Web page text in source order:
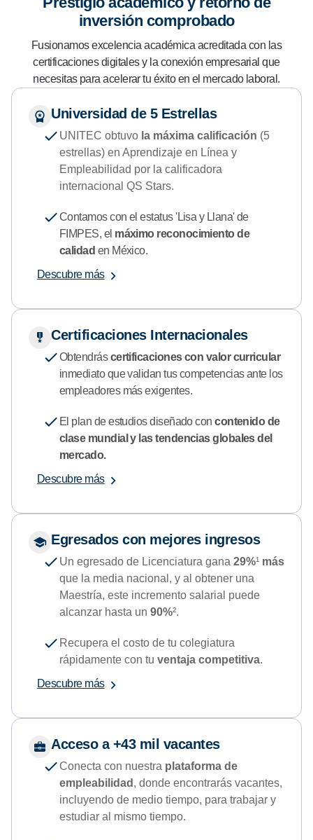
inversión comprobado
Fusionamos excelencia académica acreditada con las
certificaciones digitales y la conexión empresarial que
necesitas para acelerar tu éxito en el mercado laboral.
Universidad de 5 Estrellas
UNITEC obtuvo la máxima calificación (5
estrellas) en Aprendizaje en Línea y
Empleabilidad por la calificadora
internacional QS Stars.
Contamos con el estatus 'Lisa y Llana' de
FIMPES, el máximo reconocimiento de
calidad en México.
Descubre más
Certificaciones Internacionales
Obtendráscertificaciones con valor curricular
inmediato que validan tus competencias ante los
empleadores más exigentes.
El plan de estudios diseñado concontenido de
clase mundial y las tendencias globales del
mercado.
Descubre más
Egresados con mejores ingresos
Un egresado de Licenciatura gana 29%¹ más
que la media nacional, y al obtener una
Maestría, este incremento salarial puede
alcanzar hasta un 90%².
Recupera el costo de tu colegiatura
rápidamente con tu ventaja competitiva.
Descubre más
Acceso a +43 mil vacantes
Conecta con nuestra plataforma de
empleabilidad , donde encontrarás vacantes,
incluyendo de medio tiempo, para trabajar y
estudiar al mismo tiempo.